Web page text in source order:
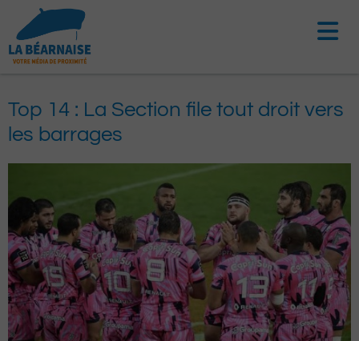
contenu
Top 14 : La Section file tout droit vers
les barrages